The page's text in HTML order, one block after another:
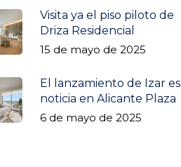
Visita ya el piso piloto de
Driza Residencial
15 de mayo de 2025
El lanzamiento de Izar es
noticia en Alicante Plaza
6 de mayo de 2025